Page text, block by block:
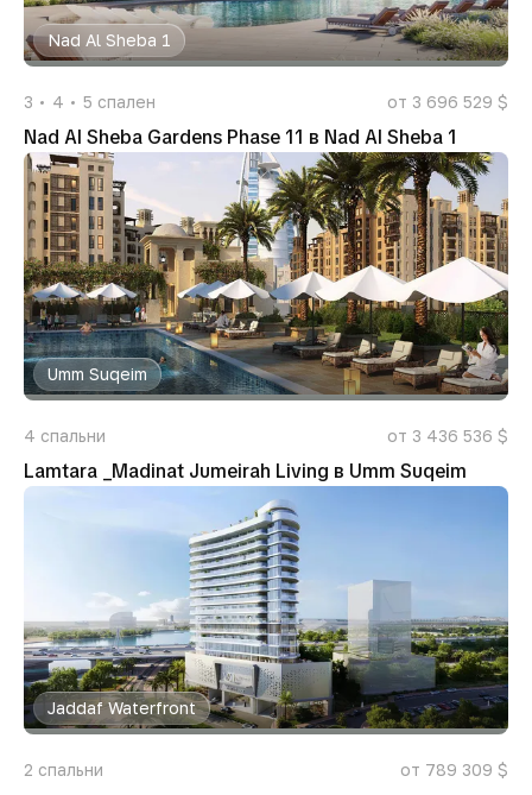
Nad Al Sheba 1
3 4 5 спален от 3 696 529 $
Nad Al Sheba Gardens Phase 11 в Nad Al Sheba 1
Umm Suqeim
4 спальни от 3 436 536 $
Lamtara _Madinat Jumeirah Living в Umm Suqeim
Jaddaf Waterfront
2 спальни от 789 309 $